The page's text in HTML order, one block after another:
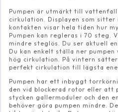
Pumpen är utmärkt till
cirkulation. Displayen som sitter
kontakten visar hela tiden hur
Pumpen kan regleras i 70 steg.
mindre steglös. Du ser aktuell
Du kan enkelt ställa ner
hög cirkulation. På vintern
perfekt cirkulation till lägsta
Pumpen har ett inbyggt
den vid blockerad rotor eller att
stycken gallermoduler och den
behöver göra pumpen mindre.